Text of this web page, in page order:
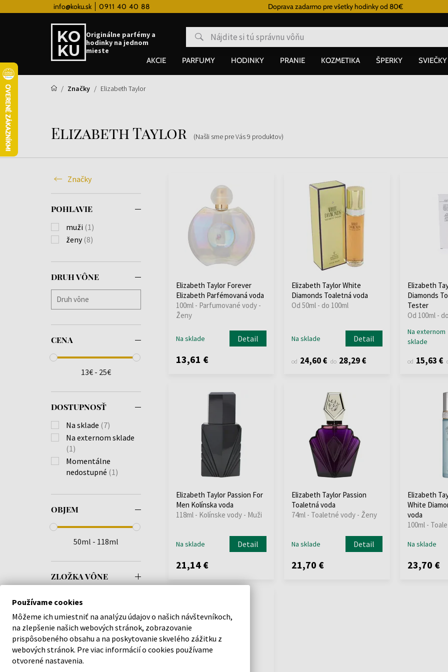
info@koku.sk 0911 40 40 88Vernostný systém Doprava zadarmo pre všetky hodinky od 80€
Originálne parfémy a
hodinky na jednom
mieste
AKCIE
PARFUMY HODINKY PRANIE KOZMETIKA ŠPERKY SVIEČKY
Značky Elizabeth Taylor
Elizabeth Taylor (Našli sme pre Vás9 produktov)
Značky
POHLAVIE
muži (1)
ženy(8)
DRUH VÔNE
CENA
13€ - 25€
DOSTUPNOSŤ
Na sklade (7)
Na externom sklade
(1)
Momentálne
nedostupné (1)
OBJEM
50ml - 118ml
ZLOŽKA VÔNE
Elizabeth Taylor Forever
Elizabeth Parfémovaná voda
100ml - Parfumované vody -
Ženy
Na sklade Detail
13,61 €
Elizabeth Taylor White
Diamonds Toaletná voda
Od 50ml - do 100ml
Na sklade Detail
od 24,60 € do 28,29 €
Elizabeth
Diamonds
Tester
Od 100ml -
Na externom
sklade
od 15,63 €
Elizabeth Taylor Passion For
Men Kolínska voda
118ml - Kolínske vody - Muži
Na sklade Detail
21,14 €
Elizabeth Taylor Passion
Toaletná voda
74ml - Toaletné vody - Ženy
Na sklade Detail
21,70 €
Elizabeth
White
voda
100ml -
Na sklade
23,70 €
Používame cookies
Môžeme ich umiestniť na analýzu údajov o našich návštevníkoch,
na zlepšenie našich webových stránok, zobrazovanie
prispôsobeného obsahu a na poskytovanie skvelého zážitku z
webových stránok. Pre viac informácií o cookies používame
otvorené nastavenia.